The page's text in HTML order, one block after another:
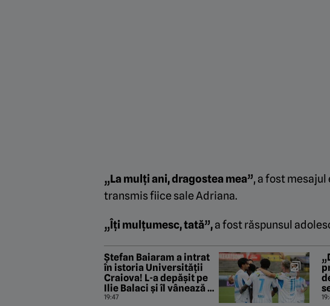
„La mulţi ani, dragostea mea”, a fost
transmis fiice sale Adriana.
„Îţi mulţumesc, tată”,a fost răspunsul
Ștefan Baiaram a intrat
în istoria Universității
Craiova! L-a depășit pe
Ilie Balaci și îl vânează pe
Sorin Cârțu
19:47